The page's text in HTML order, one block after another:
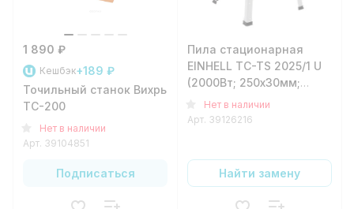
1 890 ₽
Кешбэк+189 ₽
Точильный станок Вихрь
ТС-200
Нет в наличии
Арт. 39104851
Подписаться
Пила стационарная
EINHELL TC-TS 2025/1 U
(2000Вт; 250х30мм;
85мм)Нет в наличии
Арт. 39126216
Найти замену